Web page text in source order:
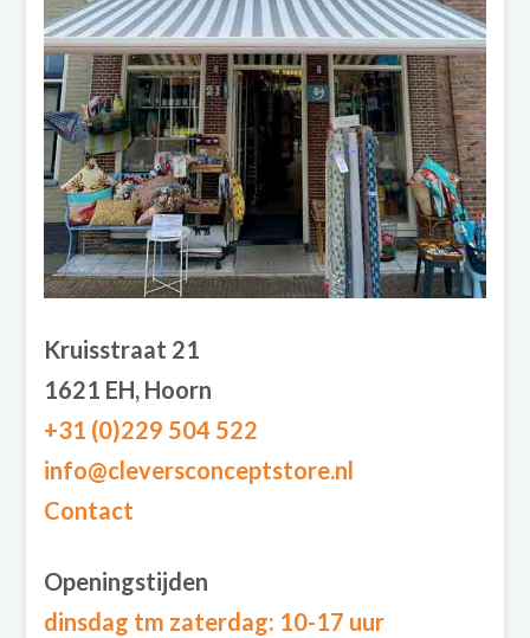
Kruisstraat 21
1621 EH, Hoorn
+31 (0)229 504 522
info@cleversconceptstore.nl
Contact
Openingstijden
dinsdag tm zaterdag: 10-17 uur